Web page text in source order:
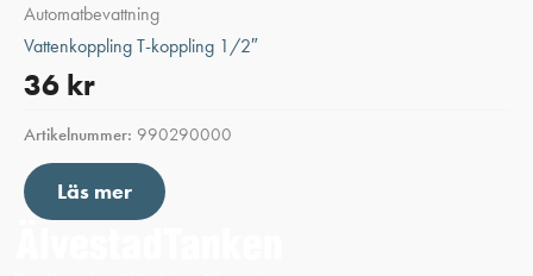
Automatbevattning
Vattenkoppling T-koppling 1/2″
36 kr
Artikelnummer: 990290000
Läs mer